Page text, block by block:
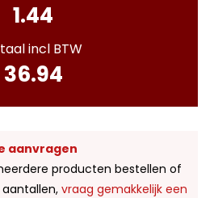
1.44
incl BTW
36.94
aanvragen
producten bestellen of
vraag gemakkelijk een